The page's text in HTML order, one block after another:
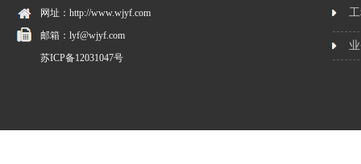
网址：http://www.wjyf.com
邮箱：lyf@wjyf.com
苏ICP备12031047号